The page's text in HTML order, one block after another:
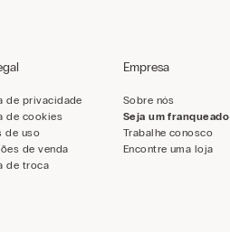
de privacidade
de cookies
de uso
de venda
de troca
Empresa
Sobre nós
Seja um franqueado
Trabalhe conosco
Encontre uma loja